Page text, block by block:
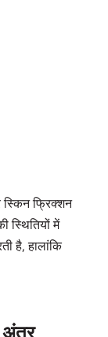
स्किन फ्रिक्शन
स्थितियों में
है, हालांकि